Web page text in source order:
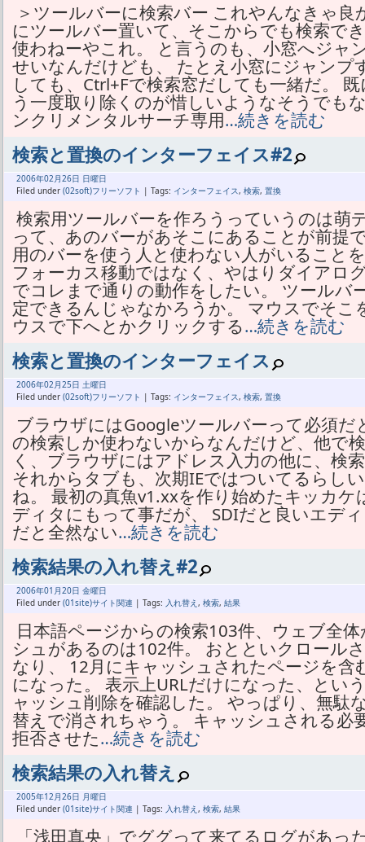
＞ツールバーに検索バー これやんなきゃ
にツールバー置いて、そこからでも検索で
使わねーやこれ。 と言うのも、小窓へジャ
せいなんだけども、 たとえ小窓にジャン
しても、Ctrl+Fで検索窓だしても一緒だ。
う一度取り除くのが惜しいようなそうでも
ンクリメンタルサーチ専用…続きを読む
検索と置換のインターフェイス#2
2006年02月26日 日曜日
Filed under (02soft)フリーソフト | Tags: インターフェイス, 検索, 置換
検索用ツールバーを作ろうっていうのは萌
って、あのバーがあそこにあることが前提
用のバーを使う人と使わない人がいること
フォーカス移動ではなく、やはりダイアロ
でコレまで通りの動作をしたい。 ツールバ
定できるんじゃなかろうか。 マウスでそこ
ウスで下へとかクリックする…続きを読む
検索と置換のインターフェイス
2006年02月25日 土曜日
Filed under (02soft)フリーソフト | Tags: インターフェイス, 検索, 置換
ブラウザにはGoogleツールバーって必須
の検索しか使わないからなんだけど、他で
く、ブラウザにはアドレス入力の他に、検
それからタブも、次期IEではついてるらし
ね。 最初の真魚v1.xxを作り始めたキッカ
ディタにもって事だが、 SDIだと良いエデ
だと全然ない…続きを読む
検索結果の入れ替え#2
2006年01月20日 金曜日
Filed under (01site)サイト関連 | Tags: 入れ替え , 検索, 結果
日本語ページからの検索103件、ウェブ全
シュがあるのは102件。 おとといクロール
なり、 12月にキャッシュされたページを含
になった。 表示上URLだけになった、とい
ャッシュ削除を確認した。 やっぱり、無駄
替えで消されちゃう。 キャッシュされる必
拒否させた…続きを読む
検索結果の入れ替え
2005年12月26日 月曜日
Filed under (01site)サイト関連 | Tags: 入れ替え , 検索, 結果
「浅田真央」でググって来てるログがあ